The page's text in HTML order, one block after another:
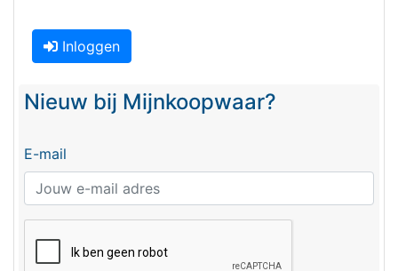
Inloggen
Nieuw bij Mijnkoopwaar?
E-mail